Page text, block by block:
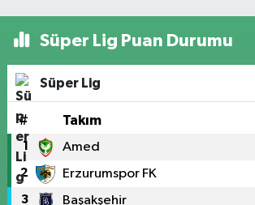
Süper Lig Puan Durumu
Süper Lig
# Takım
1 Amed
2 Erzurumspor FK
3 Başakşehir